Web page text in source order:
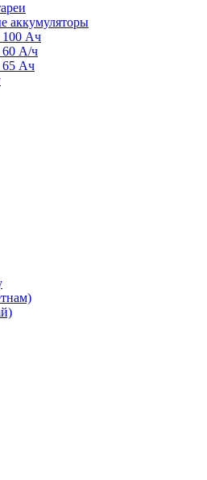
аккумуляторы
100 Ач
60 А/ч
65 Ач